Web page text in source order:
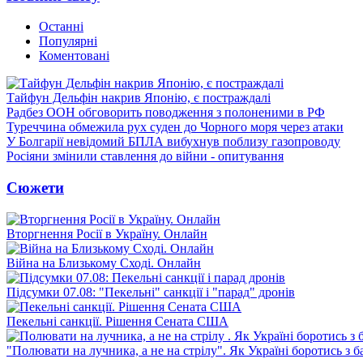
Останні
Популярні
Коментовані
Тайфун Дельфін накрив Японію, є постраждалі
Радбез ООН обговорить поводження з полоненими в РФ
Туреччина обмежила рух суден до Чорного моря через атаки
У Болгарії невідомий БПЛА вибухнув поблизу газопроводу
Росіяни змінили ставлення до війни - опитування
Сюжети
Вторгнення Росії в Україну. Онлайн
Війна на Близькому Сході. Онлайн
Підсумки 07.08: "Пекельні" санкції і "парад" дронів
Пекельні санкції. Рішення Сената США
"Полювати на лучника, а не на стрілу". Як Україні боротись з